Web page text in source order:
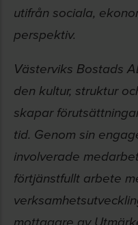
utifrån sociala,
perspektiv.
Västerviks Bostads
den kultur, struktur
skapar
tid. Genom sin
involverade
förtjänstfullt arbete